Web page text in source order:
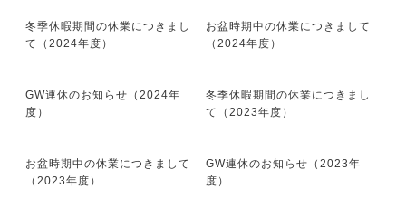
冬季休暇期間の休業につきまし
て（2024年度）
お盆時期中の休業につきまして
（2024年度）
GW連休のお知らせ（2024年
度）
冬季休暇期間の休業につきまし
て（2023年度）
お盆時期中の休業につきまして
（2023年度）
GW連休のお知らせ（2023年
度）